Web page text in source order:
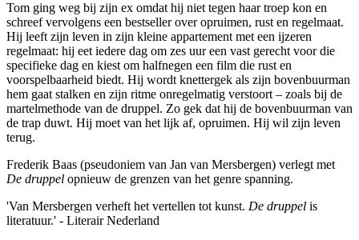
Tom ging weg bij zijn ex omdat hij niet tegen haar troep kon en
schreef vervolgens een bestseller over opruimen, rust en regelmaat.
Hij leeft zijn leven in zijn kleine appartement met een ijzeren
regelmaat: hij eet iedere dag om zes uur een vast gerecht voor die
specifieke dag en kiest om halfnegen een film die rust en
voorspelbaarheid biedt. Hij wordt knettergek als zijn bovenbuurman
hem gaat stalken en zijn ritme onregelmatig verstoort – zoals bij de
martelmethode van de druppel. Zo gek dat hij de bovenbuurman van
de trap duwt. Hij moet van het lijk af, opruimen. Hij wil zijn leven
terug.
Frederik Baas (pseudoniem van Jan van Mersbergen) verlegt met
De druppel opnieuw de grenzen van het genre spanning.
'Van Mersbergen verheft het vertellen tot kunst. De druppel is
literatuur.' - Literair Nederland